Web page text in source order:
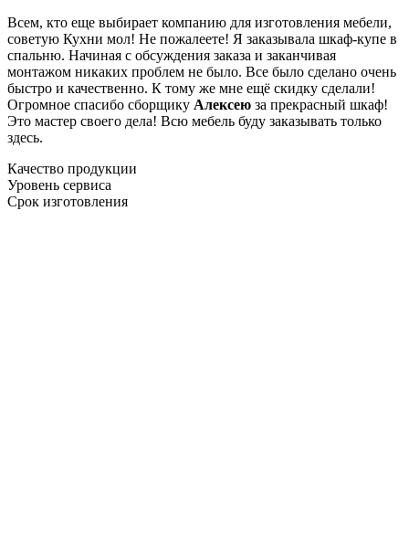
Всем, кто еще выбирает компанию для изготовления мебели,
советую Кухни мол! Не пожалеете! Я заказывала шкаф-купе в
спальню. Начиная с обсуждения заказа и заканчивая
монтажом никаких проблем не было. Все было сделано очень
быстро и качественно. К тому же мне ещё скидку сделали!
Огромное спасибо сборщику Алексею за прекрасный шкаф!
Это мастер своего дела! Всю мебель буду заказывать только
здесь.
Качество продукции
Уровень сервиса
Срок изготовления